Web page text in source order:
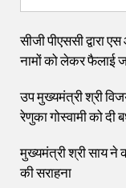
सीजी पीएससी द्वारा
नामों को लेकर फैलाई
उप मुख्यमंत्री श्री
रेणुका गोस्वामी को दी
मुख्यमंत्री श्री साय ने
की सराहना